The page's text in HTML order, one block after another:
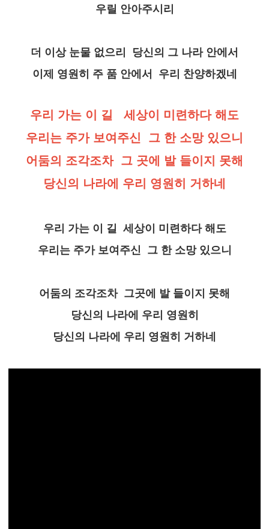
우릴 안아주시리
더 이상 눈물 없으리 당신의 그 나라 안에서
이제 영원히 주 품 안에서 우리 찬양하겠네
우리 가는 이 길 세상이 미련하다 해도
우리는 주가 보여주신 그 한 소망 있으니
어둠의 조각조차 그 곳에 발 들이지 못해
당신의 나라에 우리 영원히 거하네
우리 가는 이 길 세상이 미련하다 해도
우리는 주가 보여주신 그 한 소망 있으니
어둠의 조각조차 그곳에 발 들이지 못해
당신의 나라에 우리 영원히
당신의 나라에 우리 영원히 거하네